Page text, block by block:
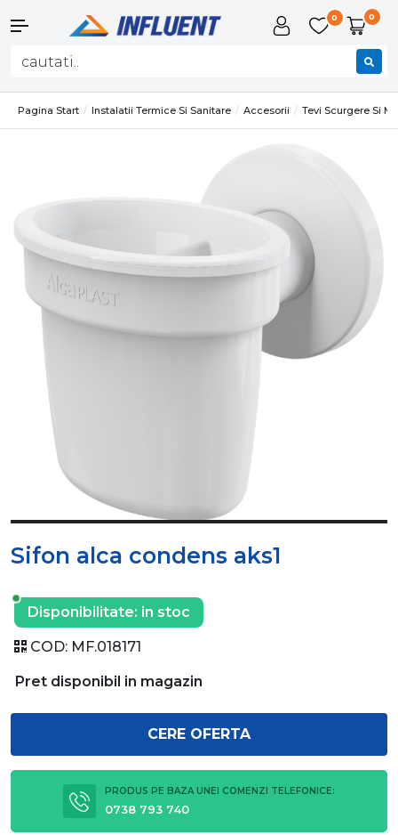
0 0
Pagina Start Instalatii Termice Si Sanitare Accesorii Tevi Scurgere Si
Sifon alca condens aks1
Disponibilitate: in stoc
COD: MF.018171
Pret disponibil in magazin
CERE OFERTA
PRODUS PE BAZA UNEI COMENZI TELEFONICE:
0738 793 740